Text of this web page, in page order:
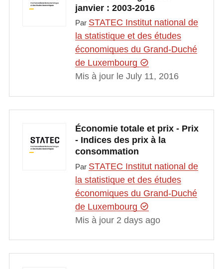
janvier : 2003-2016
Par STATEC Institut national de
la statistique et des études
économiques du Grand-Duché
de Luxembourg
Mis à jour le July 11, 2016
Économie totale et prix - Prix
- Indices des prix à la
consommation
Par STATEC Institut national de
la statistique et des études
économiques du Grand-Duché
de Luxembourg
Mis à jour 2 days ago